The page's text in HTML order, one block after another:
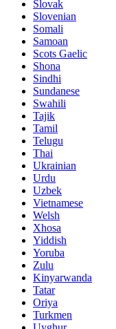
Slovak
Slovenian
Somali
Samoan
Scots Gaelic
Shona
Sindhi
Sundanese
Swahili
Tajik
Tamil
Telugu
Thai
Ukrainian
Urdu
Uzbek
Vietnamese
Welsh
Xhosa
Yiddish
Yoruba
Zulu
Kinyarwanda
Tatar
Oriya
Turkmen